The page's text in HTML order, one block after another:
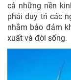
cả những nền
phải duy trì các
nhằm bảo đảm
xuất và đời sống.